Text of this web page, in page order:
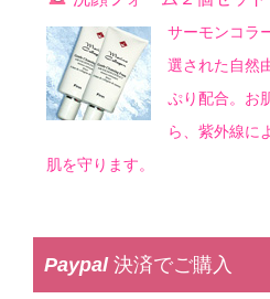
サーモンコラ
選された自然
ぷり配合。お
ら、紫外線に
肌を守ります。
Paypal決済でご購入